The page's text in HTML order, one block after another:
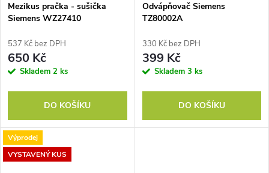
Mezikus pračka - sušička
Siemens WZ27410
537 Kč bez DPH
650 Kč
Skladem 2 ks
DO KOŠÍKU
Odvápňovač Siemens
TZ80002A
330 Kč bez DPH
399 Kč
Skladem 3 ks
DO KOŠÍKU
Výprodej
VYSTAVENÝ KUS